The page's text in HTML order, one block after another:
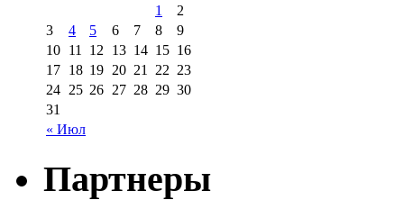
« Июл
1
2
3
4 5 6 7 8
9
10 11 12 13 14 15 16
17 18 19 20 21 22 23
24 25 26 27 28 29 30
31
Партнеры